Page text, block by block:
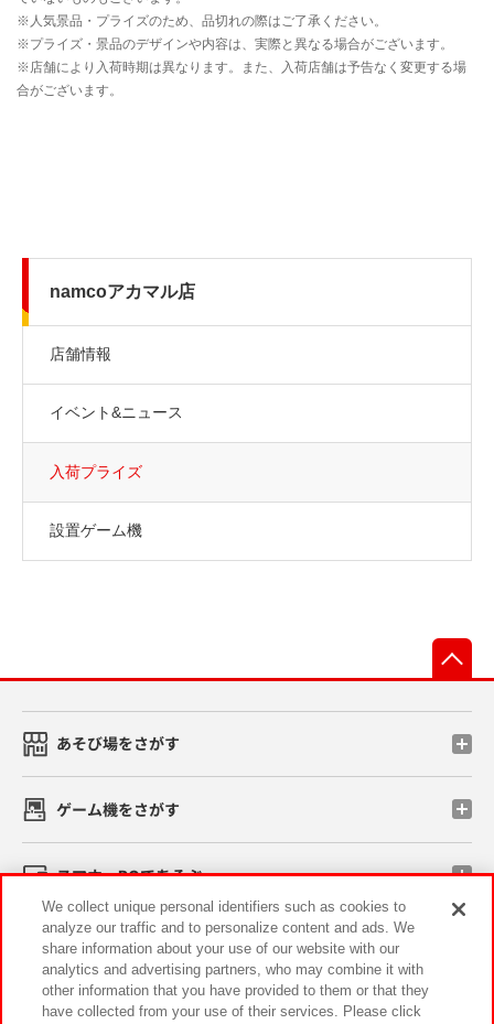
namcoアカマル店
店舗情報
イベント&ニュース
入荷プライズ
設置ゲーム機
あそび場をさがす
ゲーム機をさがす
スマホ・PCであそぶ
イベント・キャンペーン
We collect unique personal identifiers such as cookies to
analyze our traffic and to personalize content and ads. We
share information about your use of our website with our
analytics and advertising partners, who may combine it with
other information that you have provided to them or that they
have collected from your use of their services. Please click